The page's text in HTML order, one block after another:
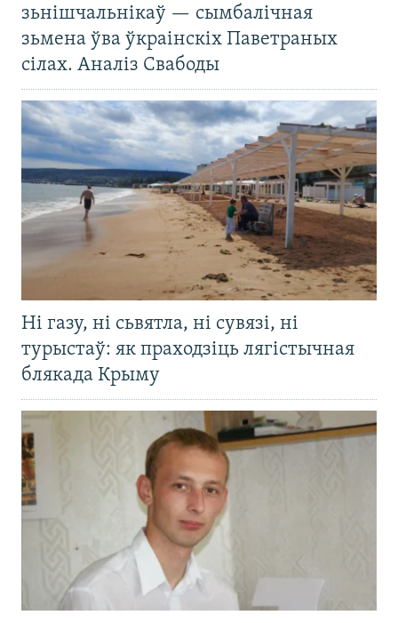
зьнішчальнікаў — сымбалічная
зьмена ўва ўкраінскіх Паветраных
сілах. Аналіз Свабоды
Ні газу, ні сьвятла, ні сувязі, ні
турыстаў: як праходзіць лягістычная
блякада Крыму